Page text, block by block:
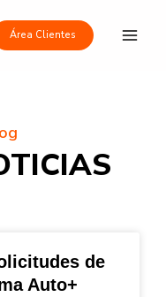
Área Clientes
de
Auto+